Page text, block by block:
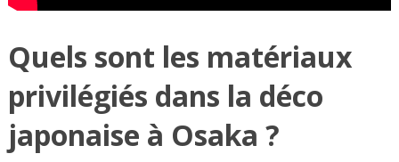
Quels sont les matériaux
privilégiés dans la déco
japonaise à Osaka ?